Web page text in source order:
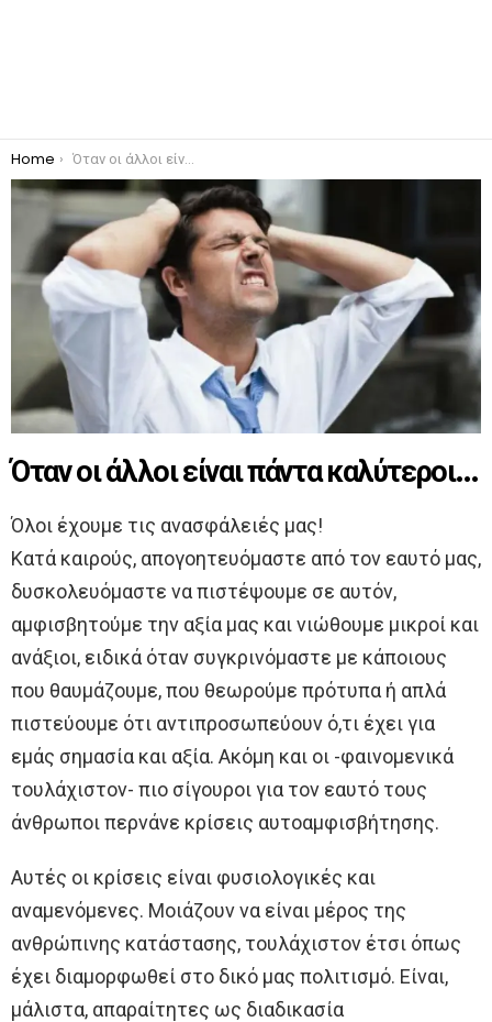
You are here:
Home Όταν οι άλλοι είναι πάντα καλύτεροι…
Όταν οι άλλοι είναι πάντα καλύτεροι…
Όλοι έχουμε τις ανασφάλειές μας!
Κατά καιρούς, απογοητευόμαστε από τον εαυτό μας,
δυσκολευόμαστε να πιστέψουμε σε αυτόν,
αμφισβητούμε την αξία μας και νιώθουμε μικροί και
ανάξιοι, ειδικά όταν συγκρινόμαστε με κάποιους
που θαυμάζουμε, που θεωρούμε πρότυπα ή απλά
πιστεύουμε ότι αντιπροσωπεύουν ό,τι έχει για
εμάς σημασία και αξία. Ακόμη και οι -φαινομενικά
τουλάχιστον- πιο σίγουροι για τον εαυτό τους
άνθρωποι περνάνε κρίσεις αυτοαμφισβήτησης.
Αυτές οι κρίσεις είναι φυσιολογικές και
αναμενόμενες. Μοιάζουν να είναι μέρος της
ανθρώπινης κατάστασης, τουλάχιστον έτσι όπως
έχει διαμορφωθεί στο δικό μας πολιτισμό. Είναι,
μάλιστα, απαραίτητες ως διαδικασία